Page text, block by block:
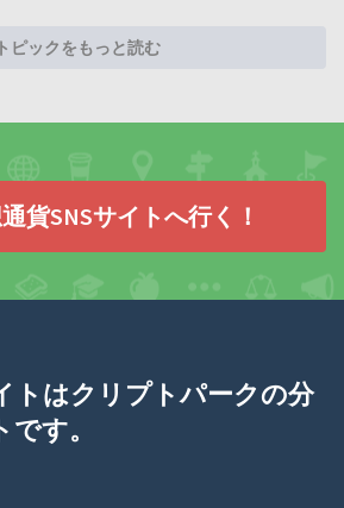
トピックをもっと読む
貨SNSサイトへ行く！
トはクリプトパークの分
す。